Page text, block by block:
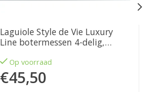
Laguiole Style de Vie Luxury
Line botermessen 4-delig,
Op voorraad
€45,50